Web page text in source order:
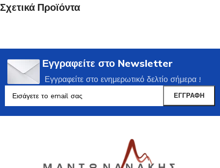
Σχετικά Προϊόντα
Εγγραφείτε στο Newsletter
Εγγραφείτε στο ενημερωτικό δελτίο σήμερα !